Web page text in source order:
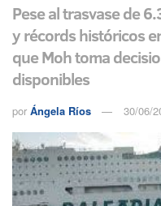
Pese al trasvase de
y récords históricos
que Moh toma
disponibles
por Ángela Ríos 30/06/